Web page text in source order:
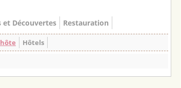
et Découvertes Restauration
Hôtels